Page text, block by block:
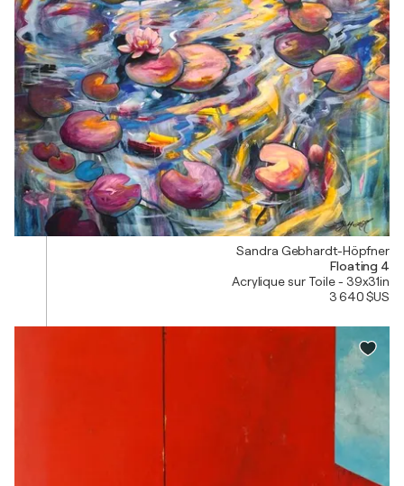
Sandra Gebhardt-Höpfner
Floating 4
Acrylique sur Toile - 39x31in
3 640 $US